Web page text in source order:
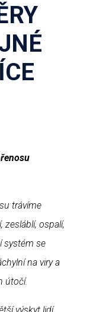
trávíme
zesláblí, ospalí,
systém se
na viry a
útočí.